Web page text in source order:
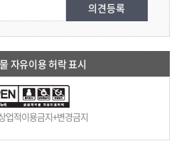
자유이용 허락 표시
업적이용금지+변경금지